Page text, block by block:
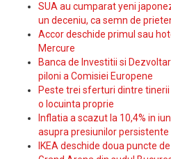
SUA au cumparat yeni
un deceniu, ca semn de
Accor deschide primul sau
Mercure
Banca de Investitii si
piloni a Comisiei Europene
Peste trei sferturi dintre
o locuinta proprie
Inflatia a scazut la 10,4% in
asupra presiunilor
IKEA deschide doua puncte